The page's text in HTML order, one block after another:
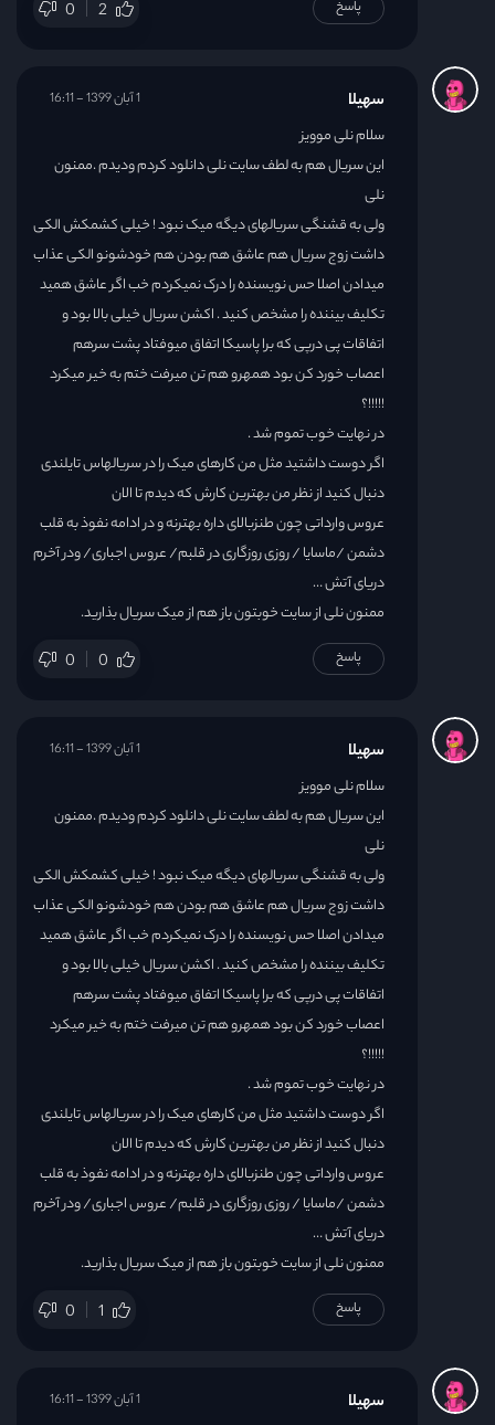
0 2 پاسخ
سهیلا
سلام نلی موویز
این سریال هم به لطف سایت نلی دانلود کردم ودیدم .ممنون
نلی
ولی به قشنگی سریالهای دیگه میک نبود ! خیلی کشمکش الکی
داشت زوج سریال هم عاشق هم بودن هم خودشونو الکی عذاب
میدادن اصلا حس نویسنده را درک نمیکردم خب اگر عاشق همید
تکلیف بیننده را مشخص کنید . اکشن سریال خیلی بالا بود و
اتفاقات پی درپی که برا پاسیکا اتفاق میوفتاد پشت سرهم
اعصاب خورد کن بود همهرو هم تن میرفت ختم به خیر میکرد
!!!!!؟
در نهایت خوب تموم شد .
اگر دوست داشتید مثل من کارهای میک را در سریالهاس تایلندی
دنبال کنید از نظر من بهترین کارش که دیدم تا الان
عروس وارداتی چون طنزبالای داره بهترنه و در ادامه نفوذ به قلب
دشمن /ماسایا / روزی روزگاری در قلبم/ عروس اجباری/ ودر آخرم
دریای آتش …
ممنون نلی از سایت خوبتون باز هم از میک سریال بذارید.
0 0
1 آبان 1399 - 16:11
پاسخ
سهیلا
سلام نلی موویز
این سریال هم به لطف سایت نلی دانلود کردم ودیدم .ممنون
نلی
ولی به قشنگی سریالهای دیگه میک نبود ! خیلی کشمکش الکی
داشت زوج سریال هم عاشق هم بودن هم خودشونو الکی عذاب
میدادن اصلا حس نویسنده را درک نمیکردم خب اگر عاشق همید
تکلیف بیننده را مشخص کنید . اکشن سریال خیلی بالا بود و
اتفاقات پی درپی که برا پاسیکا اتفاق میوفتاد پشت سرهم
اعصاب خورد کن بود همهرو هم تن میرفت ختم به خیر میکرد
!!!!!؟
در نهایت خوب تموم شد .
اگر دوست داشتید مثل من کارهای میک را در سریالهاس تایلندی
دنبال کنید از نظر من بهترین کارش که دیدم تا الان
عروس وارداتی چون طنزبالای داره بهترنه و در ادامه نفوذ به قلب
دشمن /ماسایا / روزی روزگاری در قلبم/ عروس اجباری/ ودر آخرم
دریای آتش …
ممنون نلی از سایت خوبتون باز هم از میک سریال بذارید.
0 1
1 آبان 1399 - 16:11
پاسخ
سهیلا 1 آبان 1399 - 16:11